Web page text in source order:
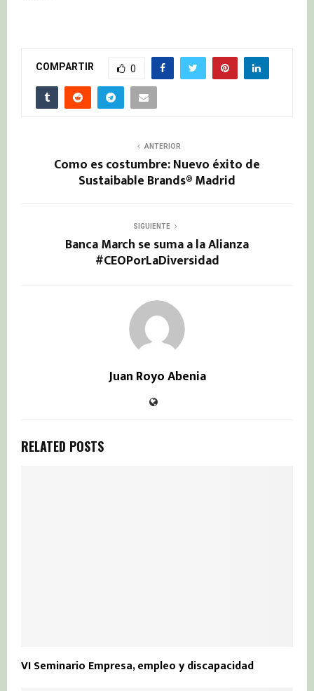
COMPARTIR 0
ANTERIOR
Como es costumbre: Nuevo éxito de
Sustaibable Brands® Madrid
SIGUIENTE
Banca March se suma a la Alianza
#CEOPorLaDiversidad
Juan Royo Abenia
RELATED POSTS
VI Seminario Empresa, empleo y discapacidad